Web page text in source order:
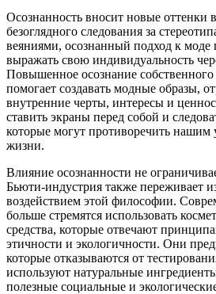
Осознанность вносит новые оттенки
безоглядного следования за
веяниями, осознанный подход к моде
выражать свою индивидуальность
Повышенное осознание собственного
помогает создавать модные образы,
внутренние черты, интересы и
ставить экраны перед собой и
которые могут противоречить нашим
жизни.
Влияние осознанности не
Бьюти-индустрия также переживает
воздействием этой философии.
больше стремятся использовать
средства, которые отвечают
этичности и экологичности. Они
которые отказываются от
используют натуральные
полезные социальные и